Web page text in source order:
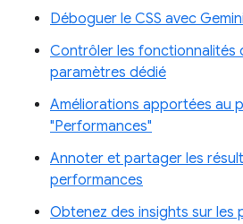
Déboguer le CSS avec Gemini
Contrôler les fonctionnalités
paramètres dédié
Améliorations apportées au
"Performances"
Annoter et partager les
performances
Obtenez des insights sur les